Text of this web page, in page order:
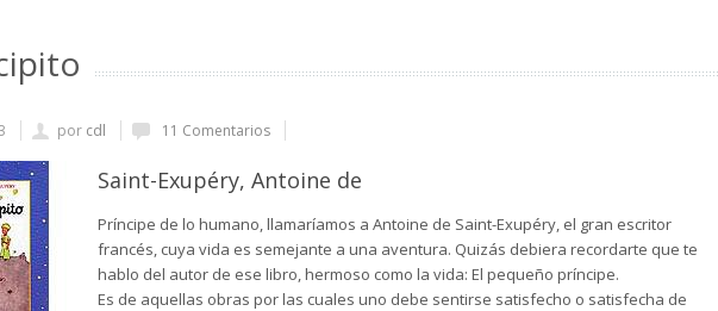
por cdl 11 Comentarios
Saint-Exupéry, Antoine de
Príncipe de lo humano, llamaríamos a Antoine de Saint-Exupéry, el gran escritor
francés, cuya vida es semejante a una aventura. Quizás debiera recordarte que te
hablo del autor de ese libro, hermoso como la vida: El pequeño príncipe.
Es de aquellas obras por las cuales uno debe sentirse satisfecho o satisfecha de